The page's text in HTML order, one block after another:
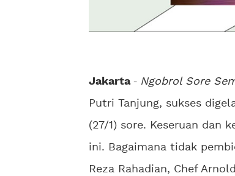
Jakarta- Ngobrol Sore
Putri Tanjung, sukses
(27/1) sore. Keseruan dan
ini. Bagaimana tidak
Reza Rahadian, Chef